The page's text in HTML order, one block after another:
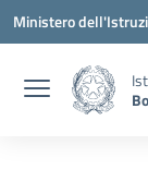
Vai ai contenuti
Vai al menu di
Vai al footer
Ministero